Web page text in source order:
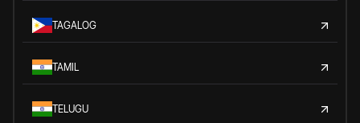
TAGALOG
TAMIL
TELUGU